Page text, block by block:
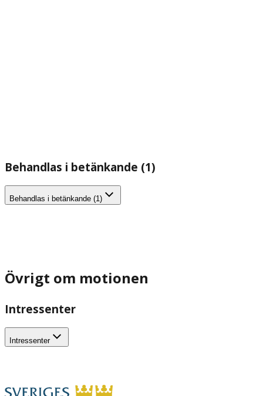
Behandlas i betänkande (1)
Behandlas i betänkande (1)
Övrigt om motionen
Intressenter
Intressenter